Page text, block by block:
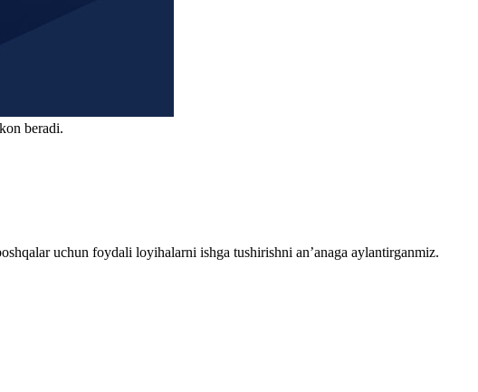
beradi.
uchun foydali loyihalarni ishga tushirishni an’anaga aylantirganmiz.